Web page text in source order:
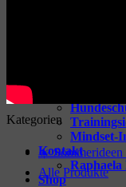
Mindset-
Kontakt
Raphaela
Shop
Kategorien
☀️ Sommerideen
Alle Produkte